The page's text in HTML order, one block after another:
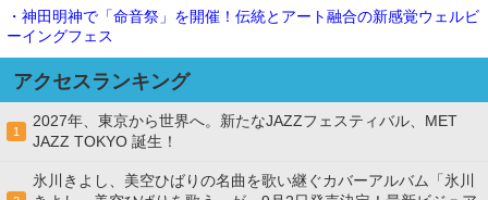
・神田明神で「命音祭」を開催！伝統とアート融合の新感覚ウェルビ
ーイングフェス
アクセスランキング
1
2027年、東京から世界へ。新たなJAZZフェスティバル、MET
JAZZ TOKYO 誕生！
氷川きよし、美空ひばりの名曲を歌い継ぐカバーアルバム「氷川